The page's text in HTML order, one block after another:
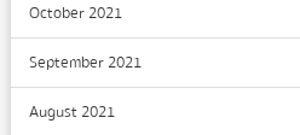
October 2021
September 2021
August 2021